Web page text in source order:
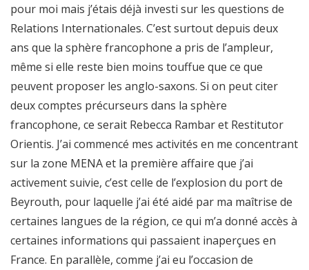
pour moi mais j’étais déjà investi sur les questions de
Relations Internationales. C’est surtout depuis deux
ans que la sphère francophone a pris de l’ampleur,
même si elle reste bien moins touffue que ce que
peuvent proposer les anglo-saxons. Si on peut citer
deux comptes précurseurs dans la sphère
francophone, ce serait Rebecca Rambar et Restitutor
Orientis. J’ai commencé mes activités en me concentrant
sur la zone MENA et la première affaire que j’ai
activement suivie, c’est celle de l’explosion du port de
Beyrouth, pour laquelle j’ai été aidé par ma maîtrise de
certaines langues de la région, ce qui m’a donné accès à
certaines informations qui passaient inaperçues en
France. En parallèle, comme j’ai eu l’occasion de